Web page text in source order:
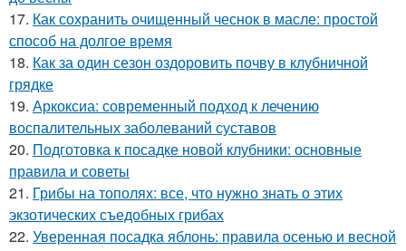
17. Как сохранить очищенный чеснок в масле: простой
способ на долгое время
18. Как за один сезон оздоровить почву в клубничной
грядке
19. Аркоксиа: современный подход к лечению
воспалительных заболеваний суставов
20. Подготовка к посадке новой клубники: основные
правила и советы
21. Грибы на тополях: все, что нужно знать о этих
экзотических съедобных грибах
22. Уверенная посадка яблонь: правила осенью и весной